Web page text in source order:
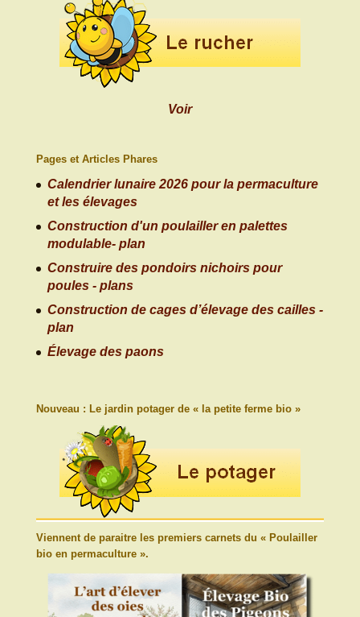
Voir
Pages et Articles Phares
Calendrier lunaire 2026 pour la permaculture
et les élevages
Construction d'un poulailler en palettes
modulable- plan
Construire des pondoirs nichoirs pour
poules - plans
Construction de cages d’élevage des cailles -
plan
Élevage des paons
Nouveau : Le jardin potager de « la petite ferme bio »
Viennent de paraitre les premiers carnets du « Poulailler
bio en permaculture ».